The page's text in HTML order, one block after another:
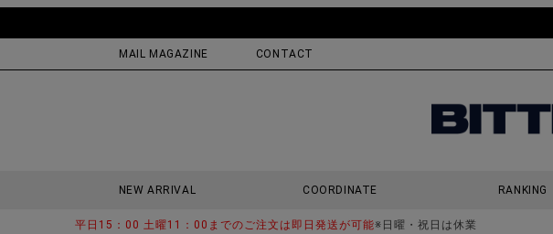
MAIL MAGAZINE CONTACT
NEW ARRIVAL COORDINATE RANKING
平日15：00 土曜11：00までのご注文は即日発送が可能※日曜・祝日は休業